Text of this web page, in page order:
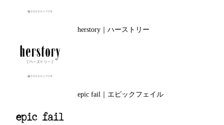
herstory｜ハーストリー
epic fail｜エピックフェイル